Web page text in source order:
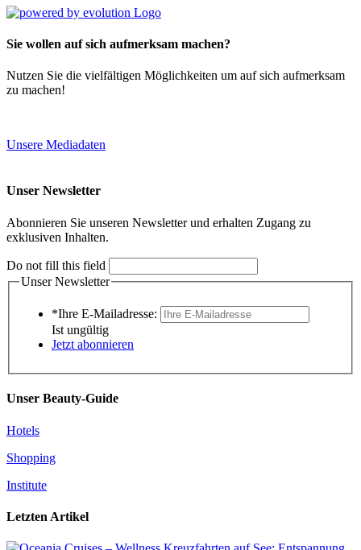
Sie wollen auf sich aufmerksam machen?
Nutzen Sie die vielfältigen Möglichkeiten um auf sich aufmerksam
zu machen!
Unsere Mediadaten
Unser Newsletter
Abonnieren Sie unseren Newsletter und erhalten Zugang zu
exklusiven Inhalten.
Do not fill this field
Unser Newsletter
*Ihre E-Mailadresse:
Ist ungültig
Jetzt abonnieren
Unser Beauty-Guide
Hotels
Shopping
Institute
Letzten Artikel